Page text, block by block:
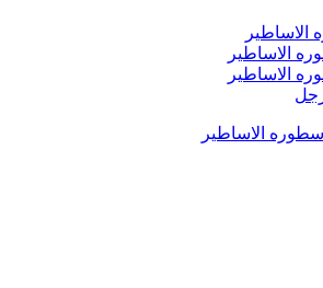
الاساطير